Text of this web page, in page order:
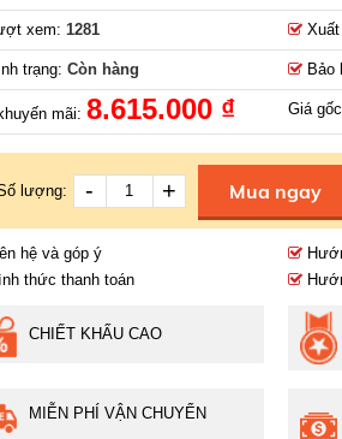
xem:1281
trạng:Còn hàng Bảo
mãi:8.615.000 ₫ Giá
lượng: - + Mua ngay
hệ và góp ý
thức thanh toán
CHIẾT KHẤU CAO
MIỄN PHÍ VẬN CHUYỂN